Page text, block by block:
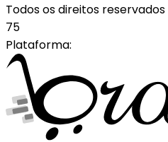
Todos os direitos reservados
75
Plataforma: